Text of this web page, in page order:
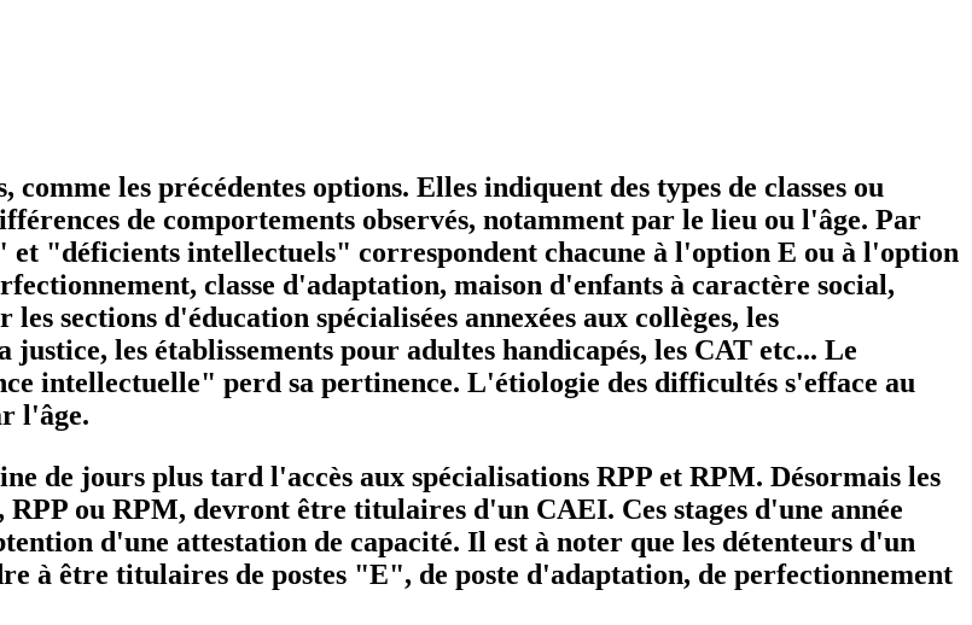
les précédentes options. Elles indiquent des types de classes ou
de comportements observés, notamment par le lieu ou l'âge. Par
et "déficients intellectuels" correspondent chacune à l'option E ou à l'option
classe d'adaptation, maison d'enfants à caractère social,
sections d'éducation spécialisées annexées aux collèges, les
les établissements pour adultes handicapés, les CAT etc... Le
intellectuelle" perd sa pertinence. L'étiologie des difficultés s'efface au
l'âge.
de jours plus tard l'accès aux spécialisations RPP et RPM. Désormais les
ou RPM, devront être titulaires d'un CAEI. Ces stages d'une année
d'une attestation de capacité. Il est à noter que les détenteurs d'un
à être titulaires de postes "E", de poste d'adaptation, de perfectionnement